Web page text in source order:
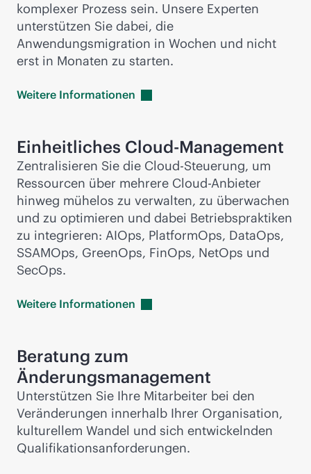
komplexer Prozess sein. Unsere Experten
unterstützen Sie dabei, die
Anwendungsmigration in Wochen und nicht
erst in Monaten zu starten.
Weitere Informationen
Einheitliches Cloud-Management
Zentralisieren Sie die Cloud-Steuerung, um
Ressourcen über mehrere Cloud-Anbieter
hinweg mühelos zu verwalten, zu überwachen
und zu optimieren und dabei Betriebspraktiken
zu integrieren: AIOps, PlatformOps, DataOps,
SSAMOps, GreenOps, FinOps, NetOps und
SecOps.
Weitere Informationen
Beratung zum
Änderungsmanagement
Unterstützen Sie Ihre Mitarbeiter bei den
Veränderungen innerhalb Ihrer Organisation,
kulturellem Wandel und sich entwickelnden
Qualifikationsanforderungen.